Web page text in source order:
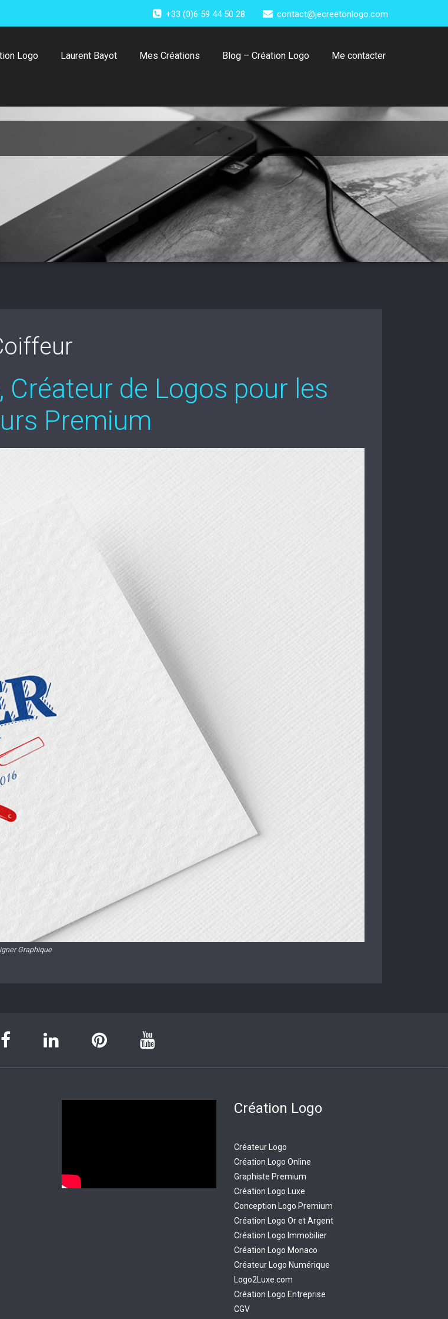
+33 (0)6 59 44 50 28 contact@jecreetonlogo.com
Logo Laurent Bayot Mes Créations Blog – Création Logo Me contacter
Créateur de Logos pour les
Premium
Graphique
Création Logo
Créateur Logo
Création Logo Online
Graphiste Premium
Création Logo Luxe
Conception Logo Premium
Création Logo Or et Argent
Création Logo Immobilier
Création Logo Monaco
Créateur Logo Numérique
Logo2Luxe.com
Création Logo Entreprise
CGV